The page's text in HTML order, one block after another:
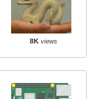
8K views